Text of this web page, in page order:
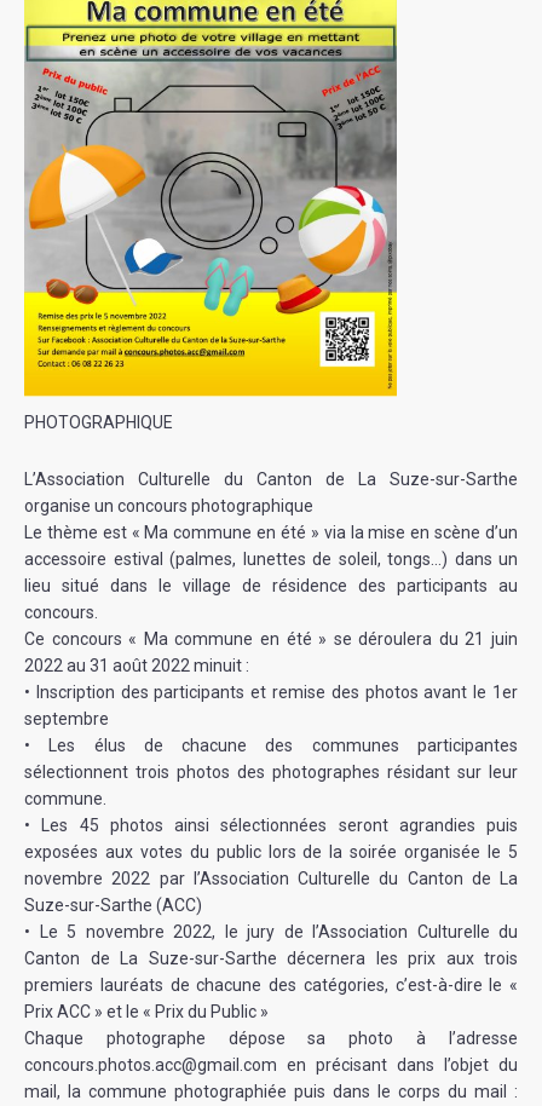
PHOTOGRAPHIQUE
L’Association Culturelle du Canton de La Suze-sur-Sarthe
organise un concours photographique
Le thème est « Ma commune en été » via la mise en scène d’un
accessoire estival (palmes, lunettes de soleil, tongs…) dans un
lieu situé dans le village de résidence des participants au
concours.
Ce concours « Ma commune en été » se déroulera du 21 juin
2022 au 31 août 2022 minuit :
• Inscription des participants et remise des photos avant le 1er
septembre
• Les élus de chacune des communes participantes
sélectionnent trois photos des photographes résidant sur leur
commune.
• Les 45 photos ainsi sélectionnées seront agrandies puis
exposées aux votes du public lors de la soirée organisée le 5
novembre 2022 par l’Association Culturelle du Canton de La
Suze-sur-Sarthe (ACC)
• Le 5 novembre 2022, le jury de l’Association Culturelle du
Canton de La Suze-sur-Sarthe décernera les prix aux trois
premiers lauréats de chacune des catégories, c’est-à-dire le «
Prix ACC » et le « Prix du Public »
Chaque photographe dépose sa photo à l’adresse
concours.photos.acc@gmail.com en précisant dans l’objet du
mail, la commune photographiée puis dans le corps du mail :